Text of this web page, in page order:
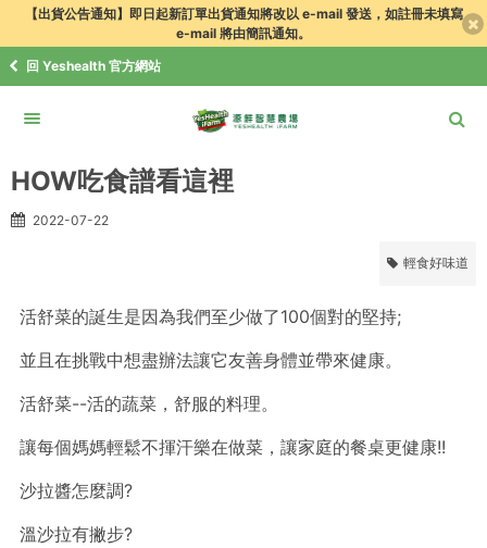
【出貨公告通知】即日起新訂單出貨通知將改以 e-mail 發送，如註冊未填寫
e-mail 將由簡訊通知。
回 Yeshealth 官方網站
輕食好味道
HOW吃食譜看這裡
2022-07-22
輕食好味道
活舒菜的誕生是因為我們至少做了100個對的堅持;
並且在挑戰中想盡辦法讓它友善身體並帶來健康。
活舒菜--活的蔬菜，舒服的料理。
讓每個媽媽輕鬆不揮汗樂在做菜，讓家庭的餐桌更健康!!
沙拉醬怎麼調?
溫沙拉有撇步?